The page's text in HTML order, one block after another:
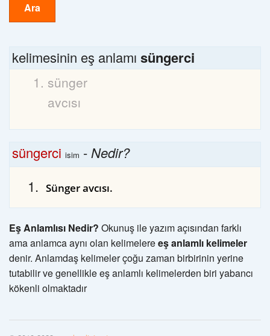
Ara
kelimesinin eş anlamı süngerci
sünger
avcısı
süngerci isim -Nedir?
Sünger avcısı.
Eş Anlamlısı Nedir? Okunuş ile yazım açısından farklı
ama anlamca aynı olan kelimelereeş anlamlı kelimeler
denir. Anlamdaş kelimeler çoğu zaman birbirinin yerine
tutabilir ve genellikle eş anlamlı kelimelerden biri yabancı
kökenli olmaktadır